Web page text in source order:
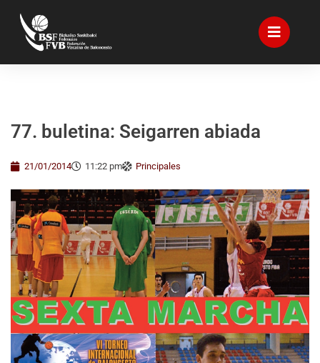
77. buletina: Seigarren abiada
21/01/2014 11:22 pm Principales